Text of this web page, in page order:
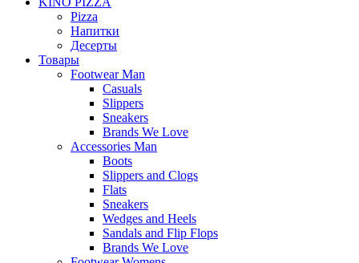
Pizza
Напитки
Десерты
Товары
Footwear Man
Casuals
Slippers
Sneakers
Brands We Love
Accessories Man
Boots
Slippers and Clogs
Flats
Sneakers
Wedges and Heels
Sandals and Flip Flops
Brands We Love